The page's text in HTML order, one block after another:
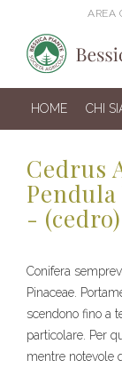
AREA
HOME CHI
Cedrus
- (cedro)
Conifera
Pinaceae.
scendono fino a
particolare. Per
mentre notevole